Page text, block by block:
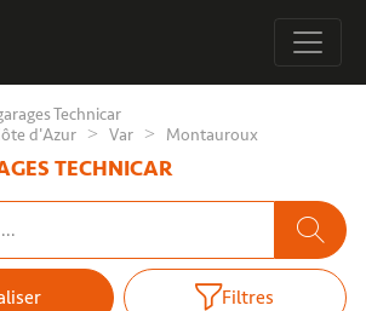
Technicar
d'Azur
Var Montauroux
TECHNICAR
Filtres